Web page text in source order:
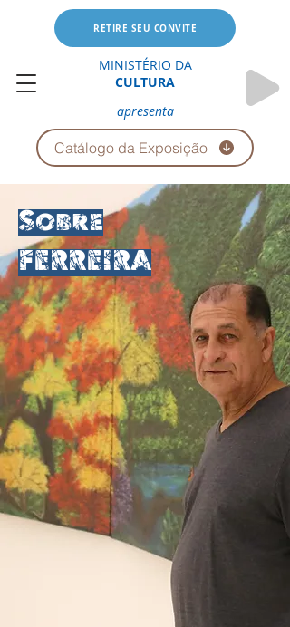
RETIRE SEU CONVITE
Catálogo da Exposição
MINISTÉRIO DA
CULTURA
apresenta
Sobre
FERREIRA